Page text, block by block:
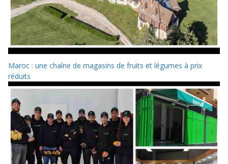
Maroc : une chaîne de magasins de fruits et légumes à prix
réduits